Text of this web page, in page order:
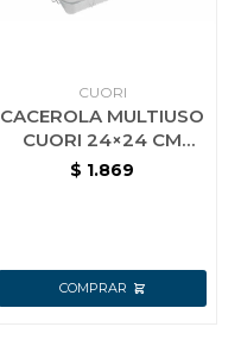
CUORI
CACEROLA MULTIUSO
CUORI 24×24 CM
MULTICHEF
$ 1.869